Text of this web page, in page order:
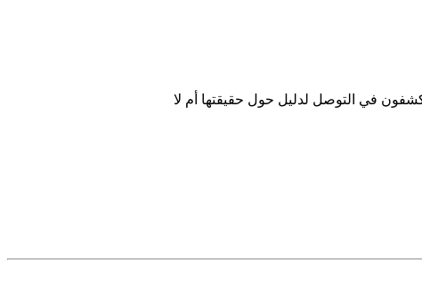
في التوصل لدليل حول حقيقتها أم لا